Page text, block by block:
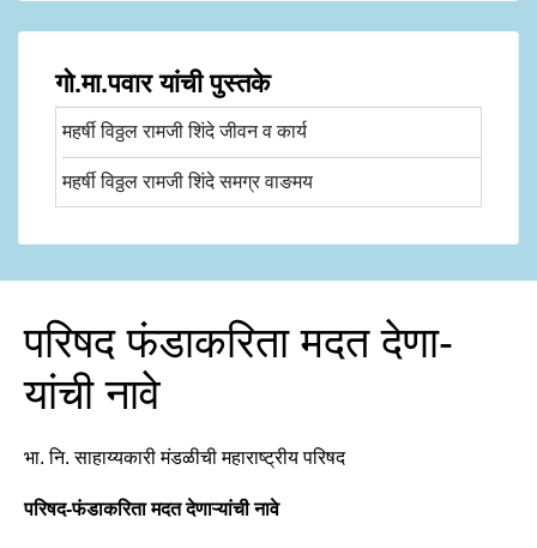
गो.मा.पवार यांची पुस्तके
महर्षी विठ्ठल रामजी शिंदे जीवन व कार्य
महर्षी विठ्ठल रामजी शिंदे समग्र वाङमय
परिषद फंडाकरिता मदत देणा-
यांची नावे
भा. नि. साहाय्यकारी मंडळीची महाराष्ट्रीय परिषद
परिषद-फंडाकरिता मदत देणाऱ्यांची नावे